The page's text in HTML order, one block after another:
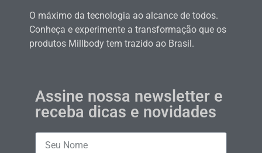
O máximo da tecnologia ao alcance de todos.
Conheça e experimente a transformação que os
produtos Millbody tem trazido ao Brasil.
Assine nossa newsletter e
receba dicas e novidades